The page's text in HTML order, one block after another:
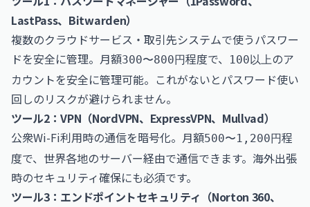
LastPass、Bitwarden）
複数のクラウドサービス・取引先システムで使うパスワー
ドを安全に管理。月額300〜800円程度で、 100以上のア
カウントを安全に管理可能。これがないとパスワード使い
回しのリスクが避けられません。
ツール2：VPN（NordVPN、ExpressVPN、Mullvad）
公衆Wi-Fi利用時の通信を暗号化。月額500〜1,200円程
度で、世界各地のサーバー経由で通信できます。海外出張
時のセキュリティ確保にも必須です。
ツール3：エンドポイントセキュリティ（Norton 360、